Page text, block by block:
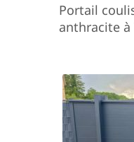
Portail
anthracite à